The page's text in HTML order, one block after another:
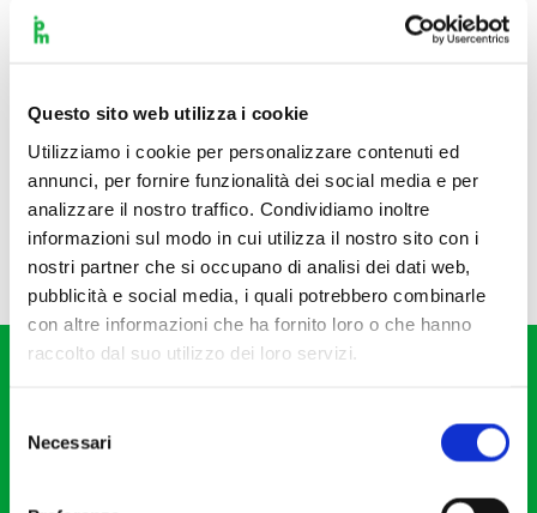
Questo sito web utilizza i cookie
Utilizziamo i cookie per personalizzare contenuti ed
annunci, per fornire funzionalità dei social media e per
analizzare il nostro traffico. Condividiamo inoltre
informazioni sul modo in cui utilizza il nostro sito con i
nostri partner che si occupano di analisi dei dati web,
pubblicità e social media, i quali potrebbero combinarle
con altre informazioni che ha fornito loro o che hanno
raccolto dal suo utilizzo dei loro servizi.
delNecessari